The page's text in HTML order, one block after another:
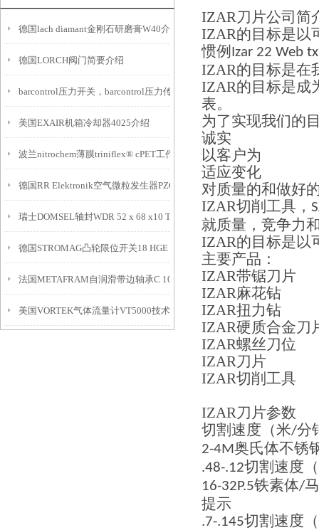
德国lach diamant金刚石研磨膏W40介绍
德国LORCH阀门简要介绍
barcontrol压力开关，barcontrol压力传感器
美国EXAIR机箱冷却器4025介绍
波兰nitrochem薄膜triniflex® cPET工作原理及应用
德国RR Elektronik空气微粒发生器PZG BTL5介绍
瑞士DOMSEL轴封WDR 52 x 68 x10 Typ AB FPM V2A 10.0 bar介绍
德国STROMAG凸轮限位开关18 HGE 553 FV50 A1R介绍
法国METAFRAM自润滑带边轴承C 10 / 15 x 20 (20 x 2,5) mm
美国VORTEK气体流量计VT5000技术文章
IZAR刀片公司简
IZAR的目标是以
惯例 Izar 22 Web
IZAR的目标是在
IZAR的目标是成
表。
为了实现我们的
诚实
以客户为
适应变化
对质量的和做好
IZAR切削工具，
就质量，竞争力
IZAR的目标是以
主要产品：
IZAR带锯刀片
IZAR麻花钻
IZAR扭力钻
IZAR硬质合金刀
IZAR螺丝刀位
IZAR刀片
IZAR切削工具
IZAR刀片参数
切割速度（米/分
2-4M奥氏体不锈
.48-.12切割速度
16-32P.5铁素体/
提示
.7-.145切割速度